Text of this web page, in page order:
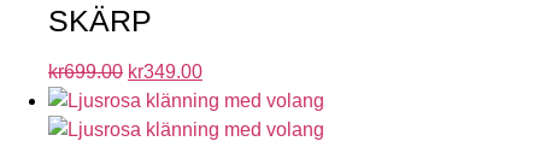
SKÄRP
kr699.00 kr349.00